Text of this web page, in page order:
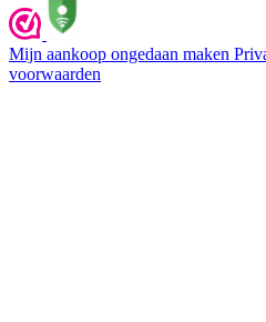
Mijn aankoop ongedaan maken
voorwaarden